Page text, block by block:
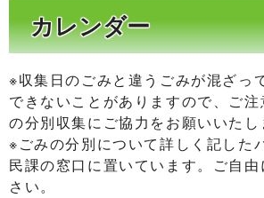
カレンダー
※収集日のごみと違うごみが混ざっ
できないことがありますので、ご
の分別収集にご協力をお願いいたし
※ごみの分別について詳しく記した
民課の窓口に置いています。ご自
さい。